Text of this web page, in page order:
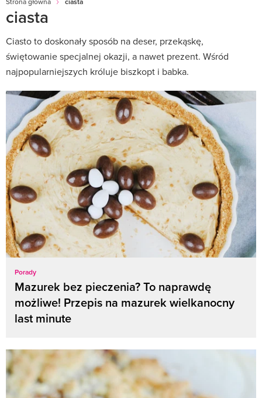
ciasta
Ciasto to doskonały sposób na deser, przekąskę,
świętowanie specjalnej okazji, a nawet prezent. Wśród
najpopularniejszych króluje biszkopt i babka.
Porady
Mazurek bez pieczenia? To naprawdę
możliwe! Przepis na mazurek wielkanocny
last minute